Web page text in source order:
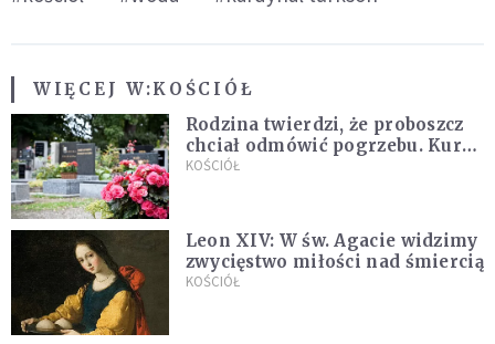
WIĘCEJ W:KOŚCIÓŁ
Rodzina twierdzi, że proboszcz
chciał odmówić pogrzebu. Kuria
zapowiada wyjaśnienia
KOŚCIÓŁ
Leon XIV: W św. Agacie widzimy
zwycięstwo miłości nad śmiercią
KOŚCIÓŁ